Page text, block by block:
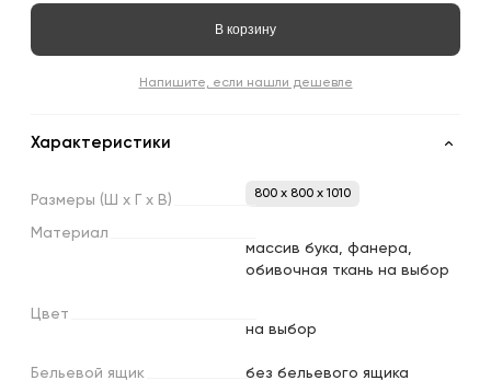
В корзину
Напишите, если нашли дешевле
Характеристики
Размеры (Ш х х В) 800 x 800 x 1010
Материал
массив бука, фанера,
обивочная ткань на выбор
Цвет
на выбор
Бельевой ящик
без бельевого ящика